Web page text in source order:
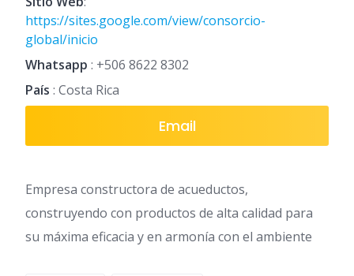
https://sites.google.com/view/consorcio-
global/inicio
Whatsapp : +506 8622 8302
País : Costa Rica
Email
Empresa constructora de acueductos,
construyendo con productos de alta calidad para
su máxima eficacia y en armonía con el ambiente